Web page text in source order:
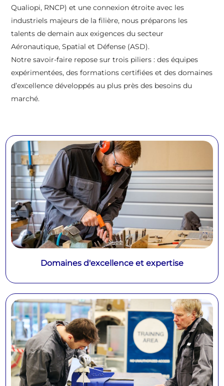
Qualiopi, RNCP) et une connexion étroite avec les
industriels majeurs de la filière, nous préparons les
talents de demain aux exigences du secteur
Aéronautique, Spatial et Défense (ASD).
Notre savoir-faire repose sur trois piliers : des équipes
expérimentées, des formations certifiées et des domaines
d’excellence développés au plus près des besoins du
marché.
Domaines d'excellence et expertise